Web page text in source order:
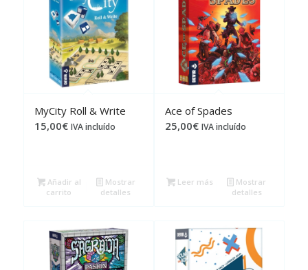
MyCity Roll & Write
15,00€ IVA incluído
Añadir al
carrito
Mostrar
detalles
Ace of Spades
25,00€ IVA incluído
Leer más
Mostrar
detalles